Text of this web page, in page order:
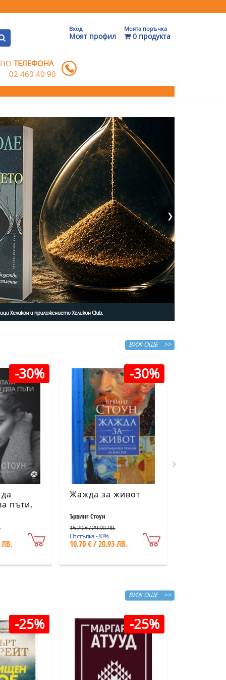
Вход
Моят профил
Моята поръчка
0 продукта
ПОТЕЛЕФОНА
02 460 40 90
❯
ВИЖ ОЩЕ >>
-30%
пъти.
ЛВ.
-30%
Жажда за живот
Ървинг Стоун
15.29 € / 29.90 ЛВ.
Отстъпка -30%
10.70 € / 20.93 ЛВ.
ВИЖ ОЩЕ >>
-25% -25%